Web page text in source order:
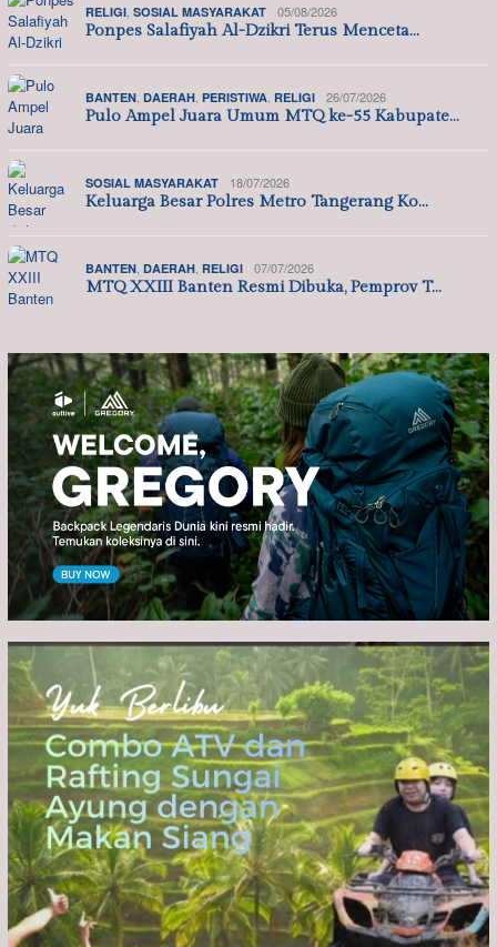
RELIGI SOSIAL MASYARAKAT 05/08/2026
Ponpes Salafiyah Al-Dzikri Terus Menceta…
BANTEN DAERAH PERISTIWA RELIGI 26/07/2026
Pulo Ampel Juara Umum MTQ ke-55 Kabupate…
SOSIAL MASYARAKAT 18/07/2026
Keluarga Besar Polres Metro Tangerang Ko…
BANTEN DAERAH RELIGI 07/07/2026
MTQ XXIII Banten Resmi Dibuka, Pemprov T…